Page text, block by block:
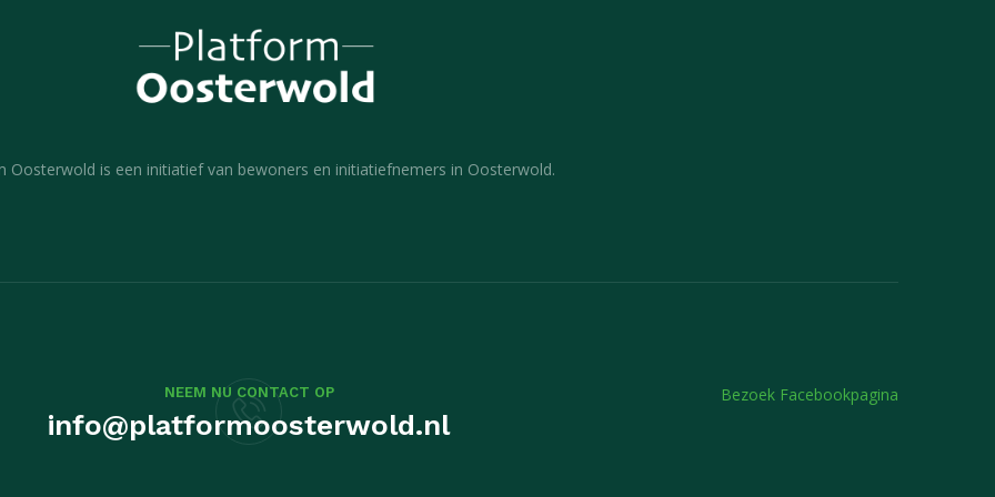
Oosterwold is een initiatief van bewoners en initiatiefnemers in Oosterwold.
NEEM NU CONTACT OP
info@platformoosterwold.nl
Bezoek Facebookpagina